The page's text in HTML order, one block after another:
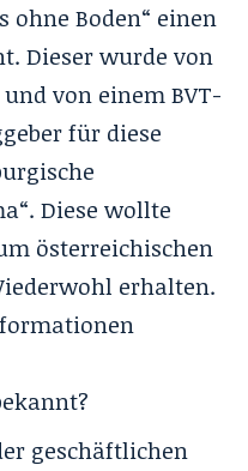
ohne Boden“ einen
Dieser wurde von
und von einem BVT-
für diese
Diese wollte
österreichischen
erhalten.
geschäftlichen